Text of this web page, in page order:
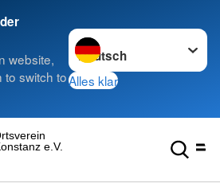
website,
to switch to
Sprache wechseln zu
Alles klar
e.V.